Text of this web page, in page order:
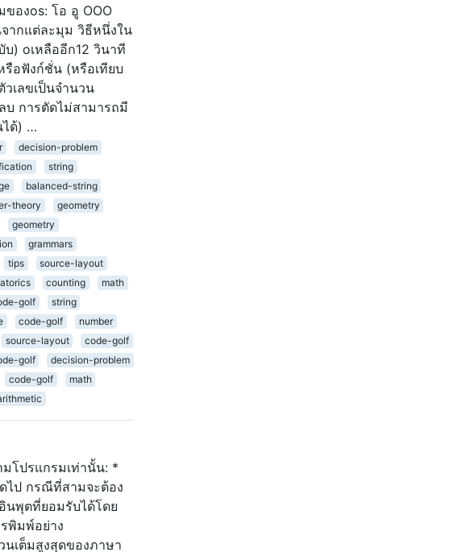
ของos: โอ อู OOO
ากแต่ละมุม วิธีหนึ่งใน
) oเหลืออีก12 วินาที
อฟังก์ชั่น (หรือเทียบ
เลขเป็นจำนวน
บ การตัดไม่สามารถมี
ได้) …
decision-problem
string
balanced-string
theory
geometry
geometry
grammars
tips
source-layout
counting
math
golf
string
code-golf
number
source-layout
code-golf
golf
decision-problem
code-golf
math
โปรแกรมเท่านั้น: *
ไป กรณีที่สามจะต้อง
นพุตที่ยอมรับได้โดย
พิมพ์อย่าง
เต็มสูงสุดของภาษา